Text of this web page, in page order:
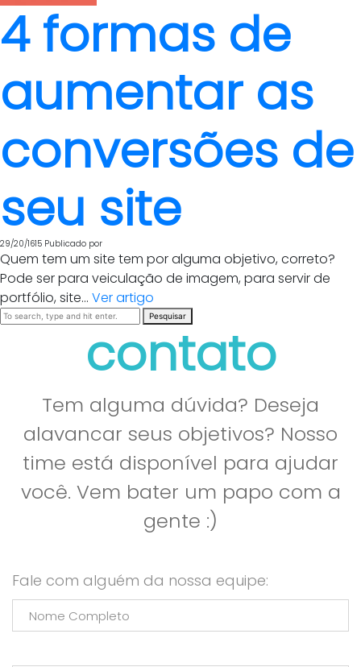
4 formas de
aumentar as
conversões de
seu site
29/20/1615 Publicado por
Quem tem um site tem por alguma objetivo, correto?
Pode ser para veiculação de imagem, para servir de
portfólio, site... Ver artigo
Pesquisar
contato
Tem alguma dúvida? Deseja
alavancar seus objetivos? Nosso
time está disponível para ajudar
você. Vem bater um papo com a
gente :)
Fale com alguém da nossa equipe: